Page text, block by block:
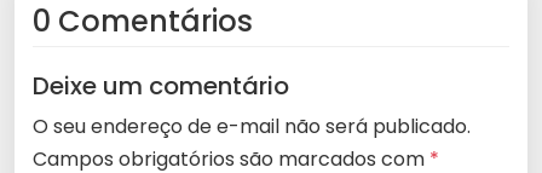
0 Comentários
Deixe um comentário
O seu endereço de e-mail não será publicado.
Campos obrigatórios são marcados com *